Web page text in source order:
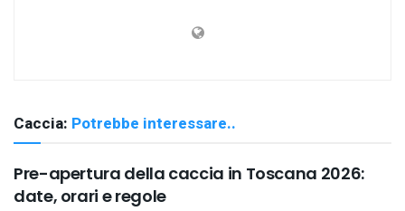
Caccia: Potrebbe interessare..
Pre-apertura della caccia in Toscana 2026:
date, orari e regole